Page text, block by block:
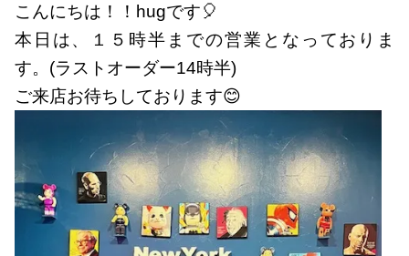
こんにちは！！hugです🎈
本日は、１５時半までの営業となっておりま
す。(ラストオーダー14時半)
ご来店お待ちしております😊